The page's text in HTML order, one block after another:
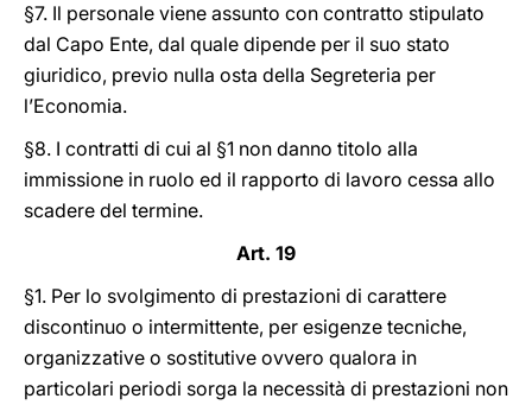
§7. Il personale viene assunto con contratto stipulato
dal Capo Ente, dal quale dipende per il suo stato
giuridico, previo nulla osta della Segreteria per
l’Economia.
§8. I contratti di cui al §1 non danno titolo alla
immissione in ruolo ed il rapporto di lavoro cessa allo
scadere del termine.
Art. 19
§1. Per lo svolgimento di prestazioni di carattere
discontinuo o intermittente, per esigenze tecniche,
organizzative o sostitutive ovvero qualora in
particolari periodi sorga la necessità di prestazioni non